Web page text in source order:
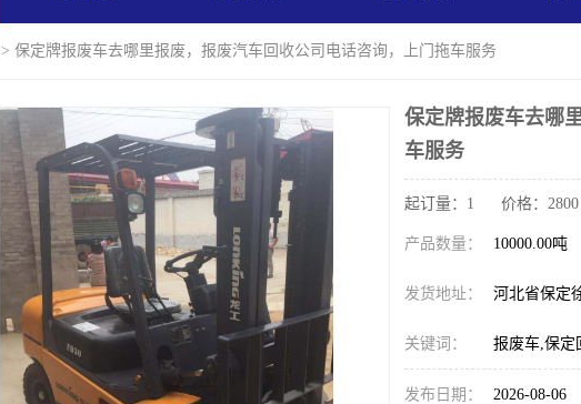
> 保定牌报废车去哪里报废，报废汽车回收公司电话咨询，上门拖车服务
保定牌报废车去哪
车服务
起订量：1 价格：2800
产品数量： 10000.00吨
发货地址： 河北省保定
关键词： 报废车,保定
发布日期： 2026-08-06